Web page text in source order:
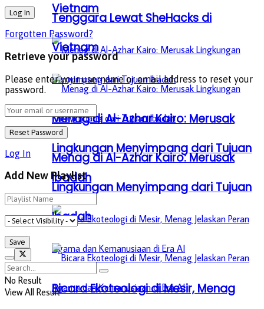
Vietnam
Menag di Al-Azhar Kairo: Merusak
Lingkungan Menyimpang dari Tujuan
Ibadah
Bicara Ekoteologi di Mesir, Menag
Tenggara Lewat SheHacks di
Vietnam
Menag di Al-Azhar Kairo: Merusak
Lingkungan Menyimpang dari Tujuan
Ibadah
Forgotten Password?
Retrieve your password
Please enter your username or email address to reset your
password.
Log In
Add New Playlist
No Result
View All Result